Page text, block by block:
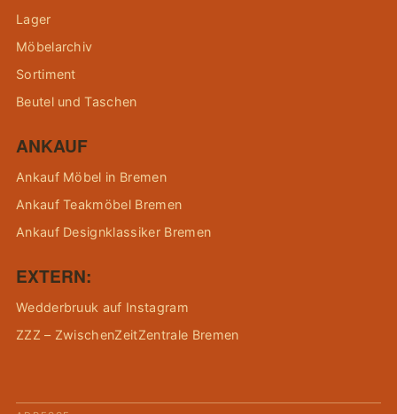
Lager
Möbelarchiv
Sortiment
Beutel und Taschen
ANKAUF
Ankauf Möbel in Bremen
Ankauf Teakmöbel Bremen
Ankauf Designklassiker Bremen
EXTERN:
Wedderbruuk auf Instagram
ZZZ – ZwischenZeitZentrale Bremen